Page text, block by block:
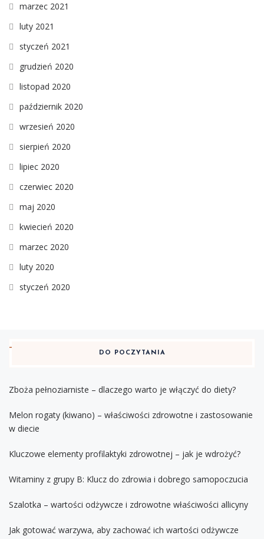
marzec 2021
luty 2021
styczeń 2021
grudzień 2020
listopad 2020
październik 2020
wrzesień 2020
sierpień 2020
lipiec 2020
czerwiec 2020
maj 2020
kwiecień 2020
marzec 2020
luty 2020
styczeń 2020
DO POCZYTANIA
Zboża pełnoziarniste – dlaczego warto je włączyć do diety?
Melon rogaty (kiwano) – właściwości zdrowotne i zastosowanie
w diecie
Kluczowe elementy profilaktyki zdrowotnej – jak je wdrożyć?
Witaminy z grupy B: Klucz do zdrowia i dobrego samopoczucia
Szalotka – wartości odżywcze i zdrowotne właściwości allicyny
Jak gotować warzywa, aby zachować ich wartości odżywcze